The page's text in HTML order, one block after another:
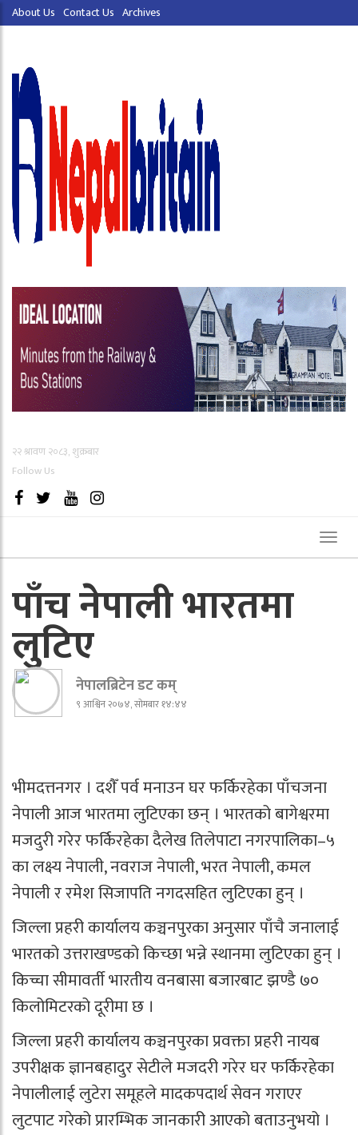
About Us Contact Us Archives
२२ श्रावण २०८३, शुक्रबार
Follow Us
पाँच नेपाली भारतमा
लुटिए
नेपालब्रिटेन डट कम्
९ आश्विन २०७४, सोमबार १४:४४
भीमदत्तनगर । दशैँ पर्व मनाउन घर फर्किरहेका पाँचजना
नेपाली आज भारतमा लुटिएका छन् । भारतको बागेश्वरमा
मजदुरी गरेर फर्किरहेका दैलेख तिलेपाटा नगरपालिका–५
का लक्ष्य नेपाली, नवराज नेपाली, भरत नेपाली, कमल
नेपाली र रमेश सिजापति नगदसहित लुटिएका हुन् ।
जिल्ला प्रहरी कार्यालय कञ्चनपुरका अनुसार पाँचै जनालाई
भारतको उत्तराखण्डको किच्छा भन्ने स्थानमा लुटिएका हुन् ।
किच्चा सीमावर्ती भारतीय वनबासा बजारबाट झण्डै ७०
किलोमिटरको दूरीमा छ ।
जिल्ला प्रहरी कार्यालय कञ्चनपुरका प्रवक्ता प्रहरी नायब
उपरीक्षक ज्ञानबहादुर सेटीले मजदरी गरेर घर फर्किरहेका
नेपालीलाई लुटेरा समूहले मादकपदार्थ सेवन गराएर
लुटपाट गरेको प्रारम्भिक जानकारी आएको बताउनुभयो ।